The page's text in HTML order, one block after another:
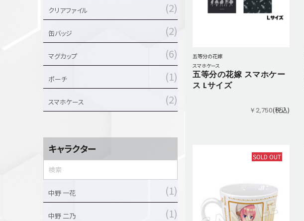
セットアップ
アクリルキーホルダー
ステッカー
フィギュアベース
ラバーマスコット
スタチューはこち
ら
五等分の花嫁
スマホケース
五等分の花嫁 スマホケー
ス Lサイズ
￥2,750(税込)
SOLD OUT
クリアファイル 2
缶バッジ 2
マグカップ 6
ポーチ 1
スマホケース 2
キャラクター
中野 一花 1
中野 二乃 1